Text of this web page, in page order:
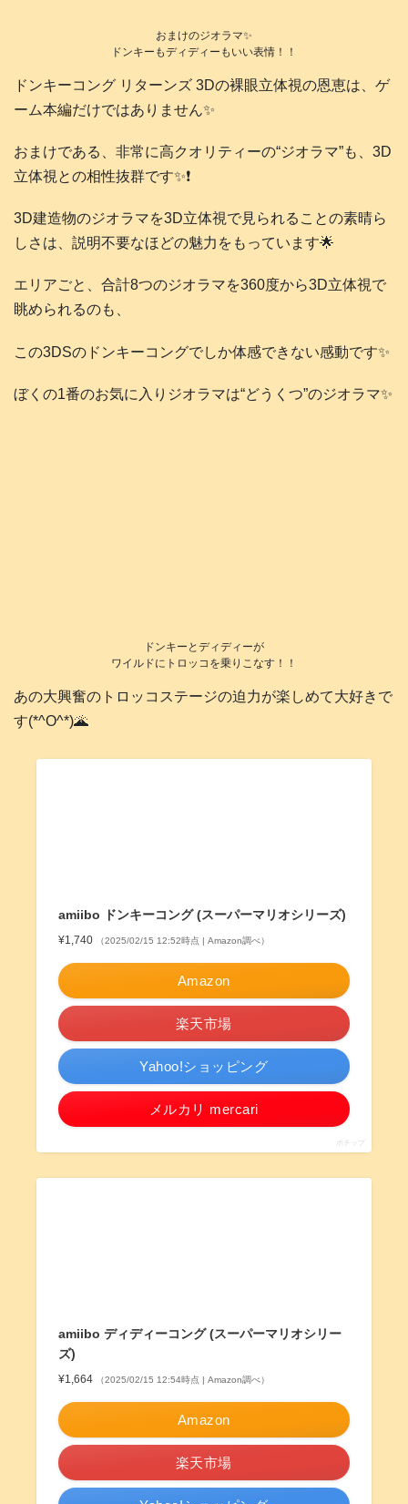
おまけのジオラマ✨
ドンキーもディディーもいい表情！！
ドンキーコング リターンズ 3Dの裸眼立体視の恩恵は、ゲ
ーム本編だけではありません✨
おまけである、非常に高クオリティーの“ジオラマ”も、3D
立体視との相性抜群です✨❗️
3D建造物のジオラマを3D立体視で見られることの素晴ら
しさは、説明不要なほどの魅力をもっています🌟
エリアごと、合計8つのジオラマを360度から3D立体視で
眺められるのも、
この3DSのドンキーコングでしか体感できない感動です✨
ぼくの1番のお気に入りジオラマは“どうくつ”のジオラマ✨
ドンキーとディディーが
ワイルドにトロッコを乗りこなす！！
あの大興奮のトロッコステージの迫力が楽しめて大好きで
す(*^O^*)🌋
amiibo ドンキーコング (スーパーマリオシリーズ)
¥1,740 （2025/02/15 12:52時点 | Amazon調べ）
Amazon
楽天市場
Yahoo!ショッピング
メルカリ mercari
ポチップ
amiibo ディディーコング (スーパーマリオシリー
ズ)
¥1,664 （2025/02/15 12:54時点 | Amazon調べ）
Amazon
楽天市場